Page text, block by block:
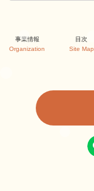
事業情報
Organization
目次
Site Map